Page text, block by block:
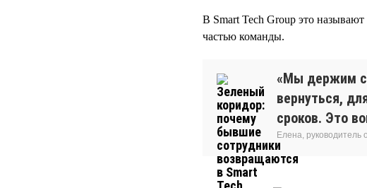
В Smart Tech Group это
частью команды.
«Мы держим
вернуться,
сроков. Это
Елена, руководитель